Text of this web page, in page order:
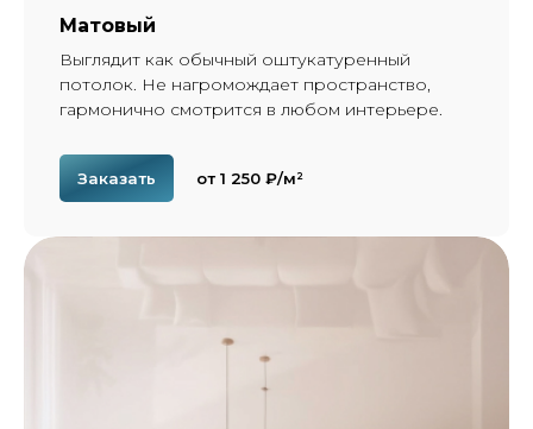
Матовый
Выглядит как обычный оштукатуренный
потолок. Не нагромождает пространство,
гармонично смотрится в любом интерьере.
Заказать от 1 250 ₽/м²